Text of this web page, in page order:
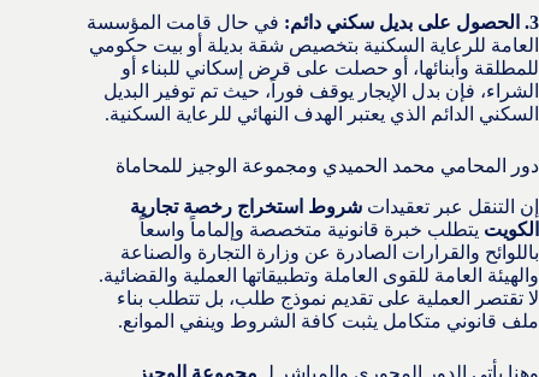
3. الحصول على بديل سكني دائم:
في حال قامت المؤسسة
العامة للرعاية السكنية بتخصيص شقة بديلة أو بيت حكومي
للمطلقة وأبنائها، أو حصلت على قرض إسكاني للبناء أو
الشراء، فإن بدل الإيجار يوقف فوراً، حيث تم توفير البديل
السكني الدائم الذي يعتبر الهدف النهائي للرعاية السكنية.
دور المحامي محمد الحميدي ومجموعة الوجيز للمحاماة
إن التنقل عبر تعقيدات شروط استخراج رخصة تجارية
الكويت يتطلب خبرة قانونية متخصصة وإلماماً واسعاً
باللوائح والقرارات الصادرة عن وزارة التجارة والصناعة
والهيئة العامة للقوى العاملة وتطبيقاتها العملية والقضائية.
لا تقتصر العملية على تقديم نموذج طلب، بل تتطلب بناء
ملف قانوني متكامل يثبت كافة الشروط وينفي الموانع.
وهنا يأتي الدور المحوري والمباشر لـ مجموعة الوجيز